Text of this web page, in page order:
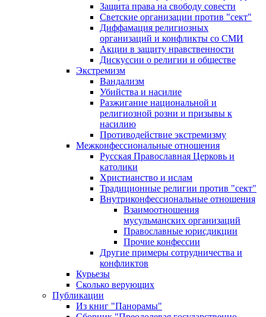
Защита права на свободу совести
Светские организации против "сект"
Диффамация религиозных
организаций и конфликты со СМИ
Акции в защиту нравственности
Дискуссии о религии и обществе
Экстремизм
Вандализм
Убийства и насилие
Разжигание национальной и
религиозной розни и призывы к
насилию
Противодействие экстремизму
Межконфессиональные отношения
Русская Православная Церковь и
католики
Христианство и ислам
Традиционные религии против "сект"
Внутриконфессиональные отношения
Взаимоотношения
мусульманских организаций
Православные юрисдикции
Прочие конфессии
Другие примеры сотрудничества и
конфликтов
Курьезы
Сколько верующих
Публикации
Из книг "Панорамы"